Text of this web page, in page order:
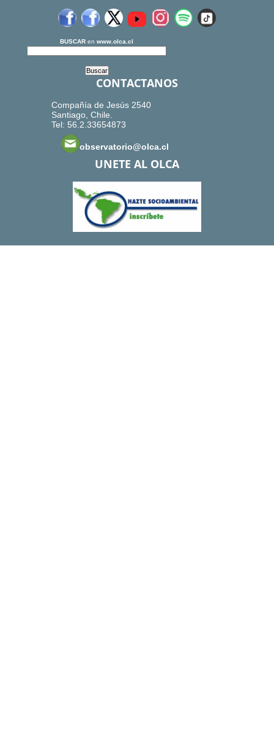
BUSCAR en www.olca.cl
CONTACTANOS
Compañía de Jesús 2540
Santiago, Chile.
Tel: 56.2.33654873
observatorio@olca.cl
UNETE AL OLCA